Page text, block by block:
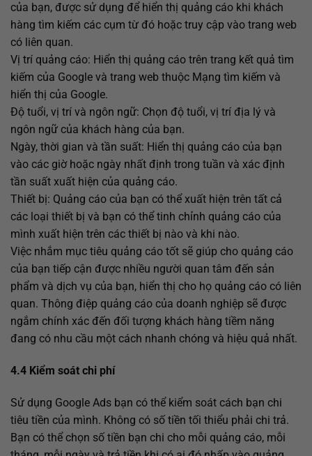
của bạn, được sử dụng để hiển thị quảng cáo khi khách
hàng tìm kiếm các cụm từ đó hoặc truy cập vào trang web
có liên quan.
Vị trí quảng cáo: Hiển thị quảng cáo trên trang kết quả tìm
kiếm của Google và trang web thuộc Mạng tìm kiếm và
hiển thị của Google.
Độ tuổi, vị trí và ngôn ngữ: Chọn độ tuổi, vị trí địa lý và
ngôn ngữ của khách hàng của bạn.
Ngày, thời gian và tần suất: Hiển thị quảng cáo của bạn
vào các giờ hoặc ngày nhất định trong tuần và xác định
tần suất xuất hiện của quảng cáo.
Thiết bị: Quảng cáo của bạn có thể xuất hiện trên tất cả
các loại thiết bị và bạn có thể tinh chỉnh quảng cáo của
mình xuất hiện trên các thiết bị nào và khi nào.
Việc nhắm mục tiêu quảng cáo tốt sẽ giúp cho quảng cáo
của bạn tiếp cận được nhiều người quan tâm đến sản
phẩm và dịch vụ của bạn, hiển thị cho họ quảng cáo có liên
quan. Thông điệp quảng cáo của doanh nghiệp sẽ được
ngắm chính xác đến đối tượng khách hàng tiềm năng
đang có nhu cầu một cách nhanh chóng và hiệu quả nhất.
4.4 Kiểm soát chi phí
Sử dụng Google Ads bạn có thể kiểm soát cách bạn chi
tiêu tiền của mình. Không có số tiền tối thiểu phải chi trả.
Bạn có thể chọn số tiền bạn chi cho mỗi quảng cáo, mỗi